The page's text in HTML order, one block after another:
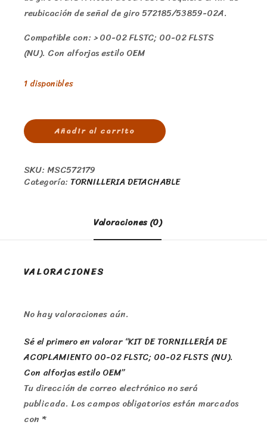
reubicación de señal de giro 572185/53859-02A.
Compatible con: > 00-02 FLSTC; 00-02 FLSTS
(NU). Con alforjas estilo OEM
1 disponibles
Añadir al carrito
SKU: MSC572179
Categoría: TORNILLERIA DETACHABLE
Valoraciones (0)
VALORACIONES
No hay valoraciones aún.
Sé el primero en valorar “KIT DE TORNILLERÍA DE
ACOPLAMIENTO 00-02 FLSTC; 00-02 FLSTS (NU).
Con alforjas estilo OEM”
Tu dirección de correo electrónico no será
publicada. Los campos obligatorios están marcados
con *